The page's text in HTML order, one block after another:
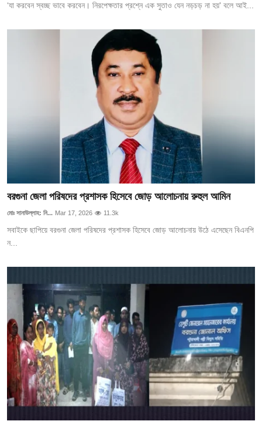
‘যা করবেন স্বচ্ছ ভাবে করবেন। নিরপেক্ষতার প্রশ্নে এক সুতাও যেন নড়চড় না হয়' বলে আই...
বরগুনা জেলা পরিষদের প্রশাসক হিসেবে জোড় আলোচনায় রুহুল আমিন
মোঃ সানাউল্লাহ: নি... Mar 17, 2026 11.3k
সবাইকে ছাপিয়ে বরগুনা জেলা পরিষদের প্রশাসক হিসেবে জোড় আলোচনায় উঠে এসেছেন বিএনপি
ন...